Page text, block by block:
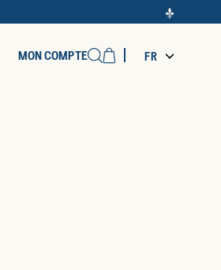
MON COMPTERecherche
Cart FR